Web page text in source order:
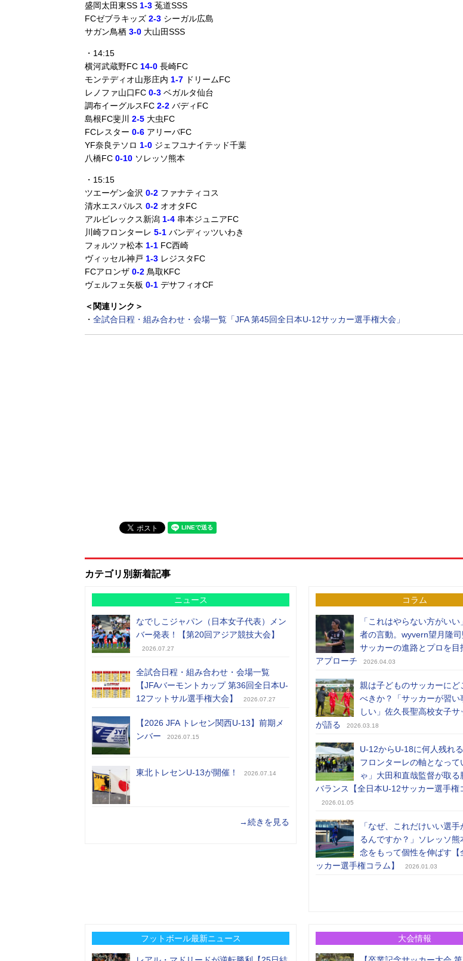
盛岡太田東SS 1-3 菟道SSS
FCゼブラキッズ 2-3 シーガル広島
サガン鳥栖 3-0 大山田SSS
・14:15
横河武蔵野FC 14-0 長崎FC
モンテディオ山形庄内 1-7 ドリームFC
レノファ山口FC 0-3 ベガルタ仙台
調布イーグルスFC 2-2 バディFC
島根FC斐川
2-5 大虫FC
FCレスター 0-6 アリーバFC
YF奈良テソロ 1-0 ジェフユナイテッド千葉
八橋FC 0-10 ソレッソ熊本
・15:15
ツエーゲン金沢 0-2 ファナティコス
清水エスパルス 0-2 オオタFC
アルビレックス新潟 1-4 串本ジュニアFC
川崎フロンターレ 5-1 バンディッツいわき
フォルツァ松本 1-1 FC西崎
ヴィッセル神戸 1-3 レジスタFC
FCアロンザ 0-2 鳥取KFC
ヴェルフェ矢板 0-1 デサフィオCF
＜関連リンク＞
・ 全試合日程・組み合わせ・会場一覧「JFA 第45回全日本U-12サッカー選手権大会」
カテゴリ別新着記事
ニュース
なでしこジャパン（日本女子代表）メン
バー発表！【第20回アジア競技大会】
2026.07.27
全試合日程・組み合わせ・会場一覧
【JFAバーモントカップ 第36回全日本U-
12フットサル選手権大会】
2026.07.27
【2026 JFA トレセン関西U-13】前期メ
ンバー
2026.07.15
東北トレセンU-13が開催！ 2026.07.14
→続きを見る
コラム
「これはやらない方がい
者の言動。wyvern望月隆司
サッカーの進路とプロを目
アプローチ
2026.04.03
親は子どものサッカーにど
べきか？「サッカーが習い
しい」佐久長聖高校女子サ
が語る
2026.03.18
U-12からU-18に何人残れ
フロンターレの軸となって
ゃ」大田和直哉監督が取る
バランス【全日本U-12サッカー選手権
2026.01.05
「なぜ、これだけいい選手
るんですか？」ソレッソ熊
念をもって個性を伸ばす【
ッカー選手権コラム】
2026.01.03
フットボール最新ニュース 大会情報